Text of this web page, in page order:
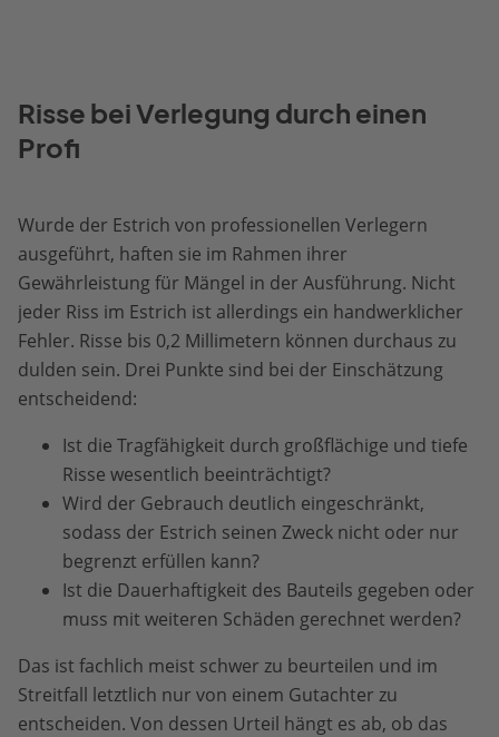
Risse bei Verlegung durch einen
Profi
Wurde der Estrich von professionellen Verlegern
ausgeführt, haften sie im Rahmen ihrer
Gewährleistung für Mängel in der Ausführung. Nicht
jeder Riss im Estrich ist allerdings ein handwerklicher
Fehler. Risse bis 0,2 Millimetern können durchaus zu
dulden sein. Drei Punkte sind bei der Einschätzung
entscheidend:
Ist die Tragfähigkeit durch großflächige und tiefe
Risse wesentlich beeinträchtigt?
Wird der Gebrauch deutlich eingeschränkt,
sodass der Estrich seinen Zweck nicht oder nur
begrenzt erfüllen kann?
Ist die Dauerhaftigkeit des Bauteils gegeben oder
muss mit weiteren Schäden gerechnet werden?
Das ist fachlich meist schwer zu beurteilen und im
Streitfall letztlich nur von einem Gutachter zu
entscheiden. Von dessen Urteil hängt es ab, ob das